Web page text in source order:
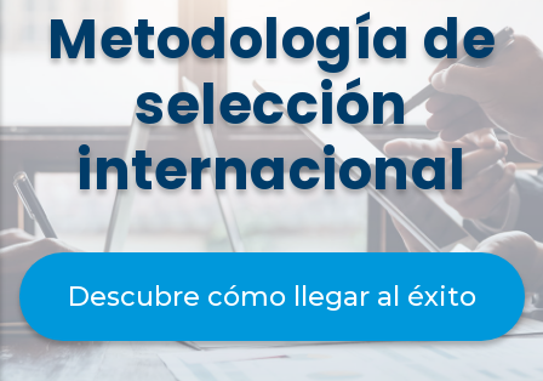
Metodología de
selección
internacional
Descubre cómo llegar al éxito